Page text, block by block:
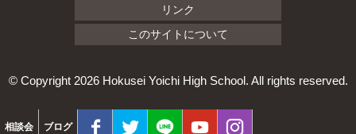
リンク
このサイトについて
© Copyright 2026 Hokusei Yoichi High School. All rights reserved.
相談会 ブログ